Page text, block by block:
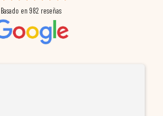
Basado en 982 reseñas